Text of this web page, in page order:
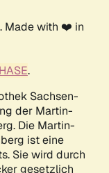
. Made with ❤️ in
.
Sachsen-
der Martin-
Die Martin-
ist eine
Sie wird durch
gesetzlich